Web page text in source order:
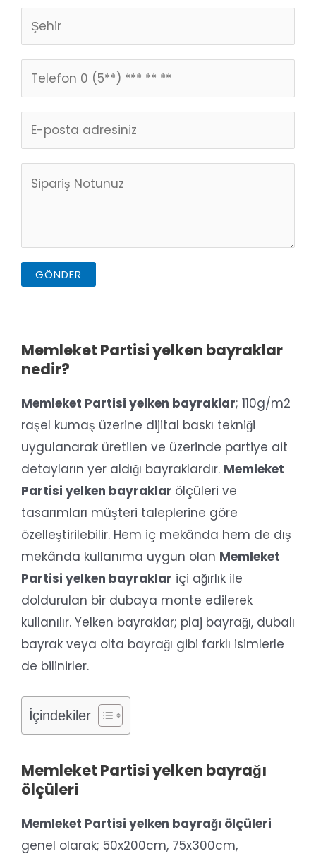
GÖNDER
Memleket Partisi yelken bayraklar
nedir?
Memleket Partisi yelken bayraklar; 110g/m2
raşel kumaş üzerine dijital baskı tekniği
uygulanarak üretilen ve üzerinde partiye ait
detayların yer aldığı bayraklardır. Memleket
Partisi yelken bayraklar ölçüleri ve
tasarımları müşteri taleplerine göre
özelleştirilebilir. Hem iç mekânda hem de dış
mekânda kullanıma uygun olan Memleket
Partisi yelken bayraklar içi ağırlık ile
doldurulan bir dubaya monte edilerek
kullanılır. Yelken bayraklar; plaj bayrağı, dubalı
bayrak veya olta bayrağı gibi farklı isimlerle
de bilinirler.
İçindekiler
Memleket Partisi yelken bayrağı
ölçüleri
Memleket Partisi yelken bayrağı ölçüleri
genel olarak; 50x200cm, 75x300cm,